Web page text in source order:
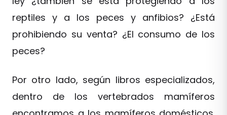
reptiles y a los peces y anfibios? ¿Está
prohibiendo su venta? ¿El consumo de los
peces?
Por otro lado, según libros especializados,
dentro de los vertebrados mamíferos